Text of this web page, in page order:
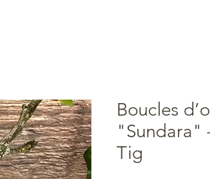
Boucles
"Sundara"
Tig